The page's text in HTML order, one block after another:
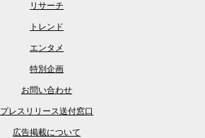
リサーチ
トレンド
エンタメ
特別企画
お問い合わせ
プレスリリース送付窓口
広告掲載について